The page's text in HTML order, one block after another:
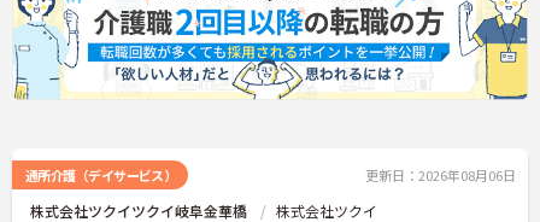
通所介護（デイサービス） 更新日：2026年08月06日
株式会社ツクイツクイ岐阜金華橋 株式会社ツクイ